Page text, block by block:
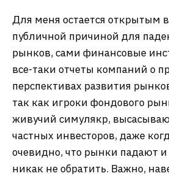
Для меня остается открытым
публичной причиной для
рынков, сами финансовые
все-таки отчеты компаний о
перспективах развития
так как игроки фондового
живучий симулякр,
частных инвесторов, даже
очевидно, что рынки падают и
никак не обратить. Важно,